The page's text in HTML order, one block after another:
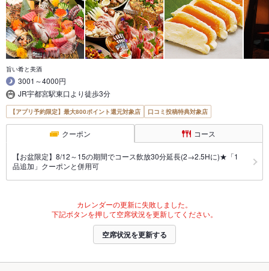
旨い肴と美酒
3001～4000円
JR宇都宮駅東口より徒歩3分
【アプリ予約限定】最大800ポイント還元対象店 口コミ投稿特典対象店
クーポン コース
【お盆限定】8/12～15の期間でコース飲放30分延長(2→2.5Hに)★「1
品追加」クーポンと併用可
カレンダーの更新に失敗しました。
下記ボタンを押して空席状況を更新してください。
空席状況を更新する